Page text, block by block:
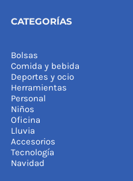
CATEGORÍAS
Bolsas
Comida y bebida
Deportes y ocio
Herramientas
Personal
Niños
Oficina
Lluvia
Accesorios
Tecnología
Navidad